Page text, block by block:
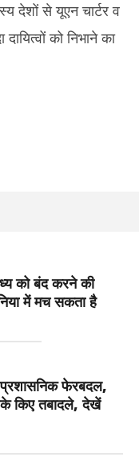
देशों से यूएन चार्टर व
को निभाने का
को बंद करने की
में मच सकता है
फेरबदल,
किए तबादले, देखें